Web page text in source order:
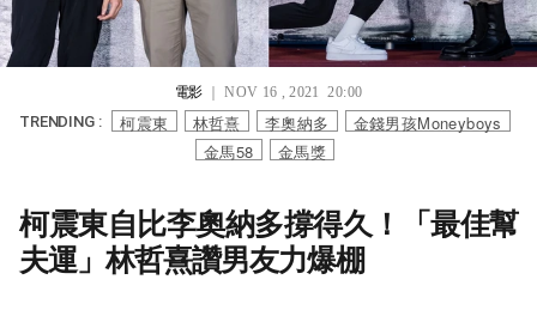
電影｜ NOV 16 , 2021 20:00
TRENDING : 柯震東 林哲熹 李奧納多
金錢男孩Moneyboys
金馬58
金馬獎
柯震東自比李奧納多撐得久！「最佳幫
夫運」林哲熹讚男友力爆棚